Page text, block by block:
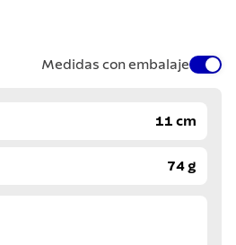
Medidas con embalaje
11 cm
74 g